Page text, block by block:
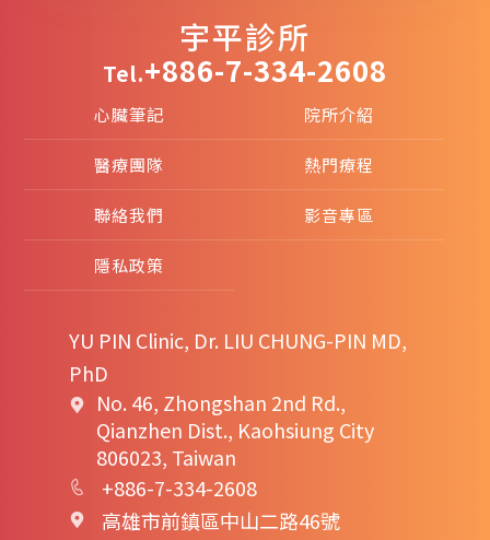
宇平診所
Tel.+886-7-334-2608
心臟筆記 院所介紹
醫療團隊 熱門療程
聯絡我們 影音專區
隱私政策
YU PIN Clinic, Dr. LIU CHUNG-PIN MD,
PhD
No. 46, Zhongshan 2nd Rd.,
Qianzhen Dist., Kaohsiung City
806023, Taiwan
+886-7-334-2608
高雄市前鎮區中山二路46號